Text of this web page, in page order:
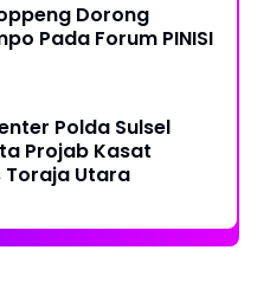
Dorong
Pada Forum PINISI
Polda Sulsel
Projab Kasat
Toraja Utara